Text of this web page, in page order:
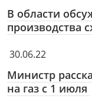
В области
производства
30.06.22
Министр
на газ с 1 июля